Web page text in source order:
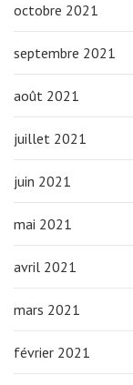
octobre 2021
septembre 2021
août 2021
juillet 2021
juin 2021
mai 2021
avril 2021
mars 2021
février 2021